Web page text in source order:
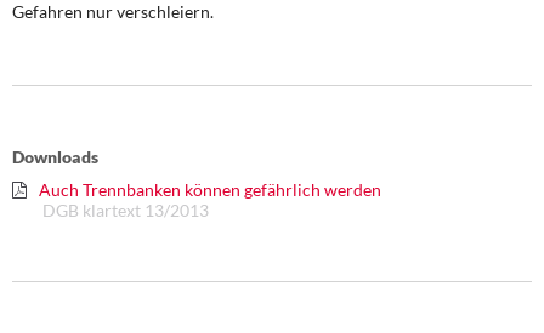
Gefahren nur verschleiern.
Downloads
Auch Trennbanken können gefährlich werden
DGB klartext 13/2013